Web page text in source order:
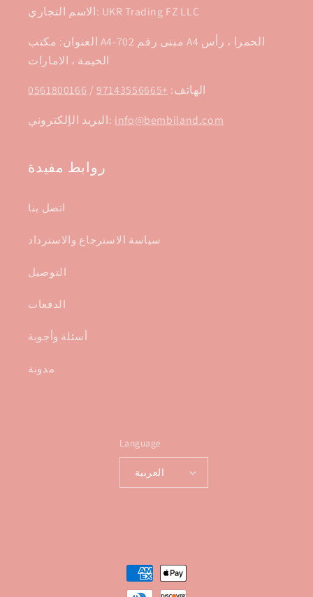
الاسم التجاري: UKR Trading FZ LLC
العنوان: مكتب A4-702 مبنى رقم A4 الحمرا ، رأس
الخيمة ، الامارات
الهاتف: +97143556665
/
0561800166
البريد الإلكتروني: info@bembiland.com
روابط مفيدة
اتصل بنا
سياسة الاسترجاع والاسترداد
التوصيل
الدفعات
أسئلة وأجوبة
مدونة
Language
العربية
Payment
methods